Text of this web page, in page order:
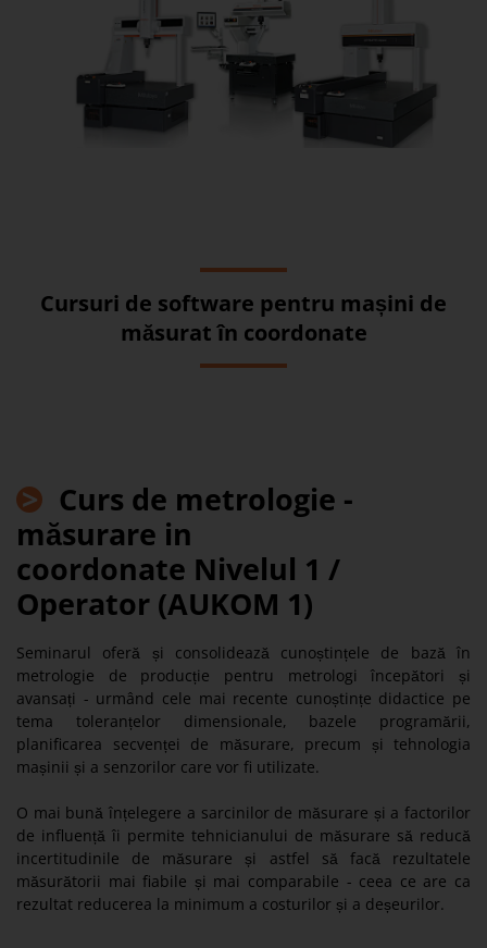
Cursuri de software pentru mașini de
măsurat în coordonate
> Curs de metrologie -
măsurare in
coordonate Nivelul 1 /
Operator (AUKOM 1)
Seminarul oferă și consolidează cunoștințele de bază în
metrologie de producție pentru metrologi începători și
avansați - urmând cele mai recente cunoștințe didactice pe
tema toleranțelor dimensionale, bazele programării,
planificarea secvenței de măsurare, precum și tehnologia
mașinii și a senzorilor care vor fi utilizate.
O mai bună înțelegere a sarcinilor de măsurare și a factorilor
de influență îi permite tehnicianului de măsurare să reducă
incertitudinile de măsurare și astfel să facă rezultatele
măsurătorii mai fiabile și mai comparabile - ceea ce are ca
rezultat reducerea la minimum a costurilor și a deșeurilor.